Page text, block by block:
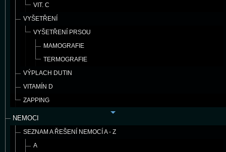
VIT. C
VYŠETŘENÍ
VYŠETŘENÍ PRSOU
MAMOGRAFIE
TERMOGRAFIE
VÝPLACH DUTIN
VITAMÍN D
ZAPPING
NEMOCI
SEZNAM A ŘEŠENÍ NEMOCÍ A - Z
A